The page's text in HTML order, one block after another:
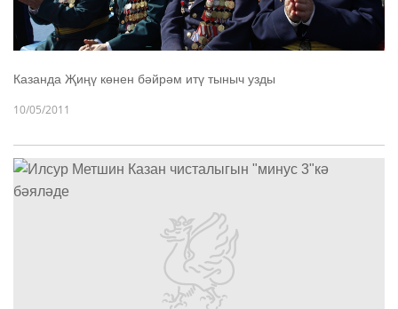
Казанда Җиңү көнен бәйрәм итү тыныч узды
10/05/2011